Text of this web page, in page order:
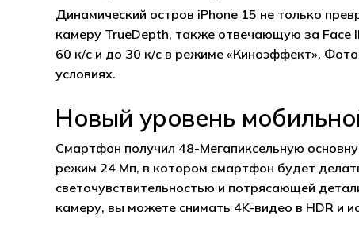
Динамический остров iPhone 15 не только
камеру TrueDepth, также отвечающую за Face
60 к/с и до 30 к/с в режиме «Киноэффект».
условиях.
Новый уровень
Смартфон получил 48-Мегапиксельную
режим 24 Мп, в котором смартфон будет
светочувствительностью и потрясающей
камеру, вы можете снимать 4K-видео в HDR и